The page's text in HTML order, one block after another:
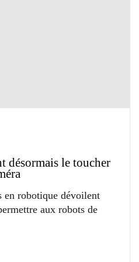
désormais le toucher
en robotique dévoilent
aux robots de